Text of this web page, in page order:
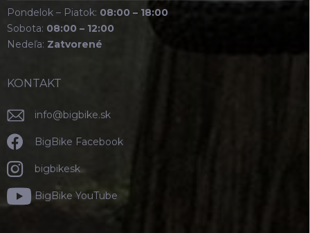
Pondelok – Piatok: 08:00 – 18:00
Sobota: 08:00 – 12:00
Nedeľa: Zatvorené
KONTAKT
info@bigbike.sk
BigBike Facebook
bigbikesk
BigBike YouTube